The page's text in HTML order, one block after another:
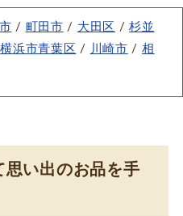
/ 町田市 / 大田区 /杉並
横浜市青葉区 / 川崎市 / 相
思い出のお品を手